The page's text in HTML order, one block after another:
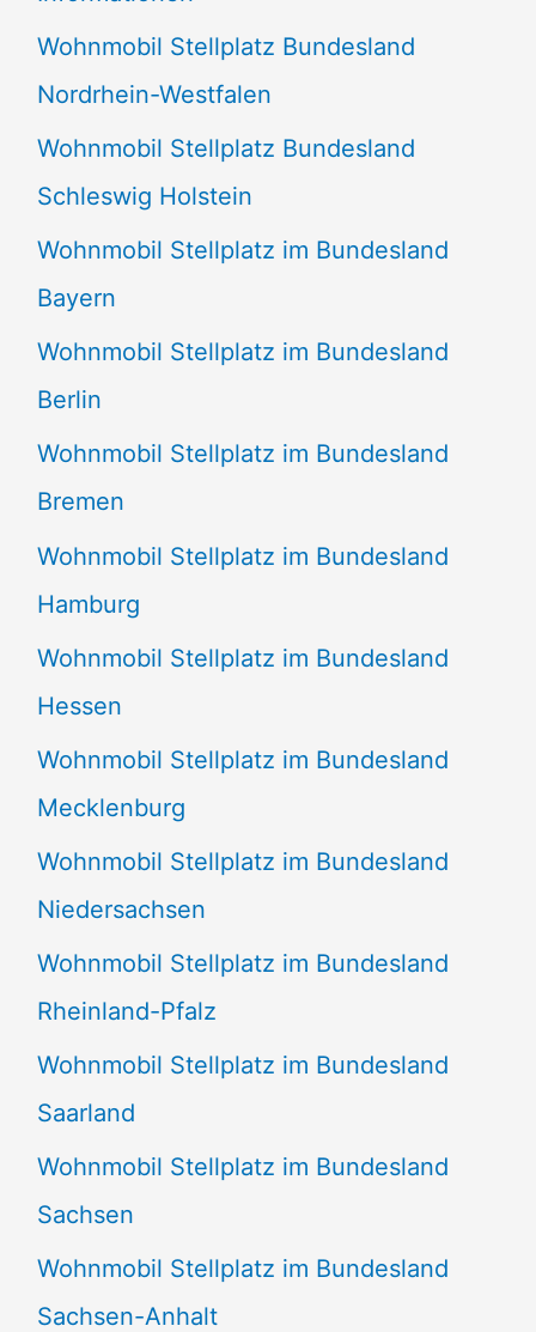
n
n
a
c
h
:
Wohnmobil Stellplatz Bundesland
Nordrhein-Westfalen
Wohnmobil Stellplatz Bundesland
Schleswig Holstein
Wohnmobil Stellplatz im Bundesland
Bayern
Wohnmobil Stellplatz im Bundesland
Berlin
Wohnmobil Stellplatz im Bundesland
Bremen
Wohnmobil Stellplatz im Bundesland
Hamburg
Wohnmobil Stellplatz im Bundesland
Hessen
Wohnmobil Stellplatz im Bundesland
Mecklenburg
Wohnmobil Stellplatz im Bundesland
Niedersachsen
Wohnmobil Stellplatz im Bundesland
Rheinland-Pfalz
Wohnmobil Stellplatz im Bundesland
Saarland
Wohnmobil Stellplatz im Bundesland
Sachsen
Wohnmobil Stellplatz im Bundesland
Sachsen-Anhalt